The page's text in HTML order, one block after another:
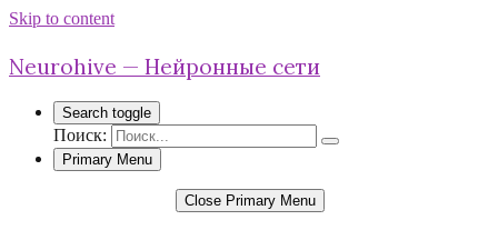
Skip to content
Neurohive — Нейронные сети
Search toggle
Поиск:
Primary Menu
Close Primary Menu